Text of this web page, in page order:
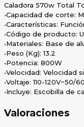
Caladora 570w Total
•Capacidad de corte:
•Características:
•Código de producto:
•Materiales: Base de
•Peso (Kg): 13.2
•Potencia: 800W
•Velocidad: Velocidad
•Voltaje: 110-120V~50/
•Incluye: Escobilla de
Valoraciones